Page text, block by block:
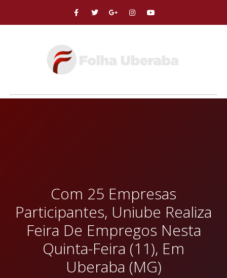
Com 25 Empresas
Participantes, Uniube Realiza
Feira De Empregos Nesta
Quinta-Feira (11), Em
Uberaba (MG)